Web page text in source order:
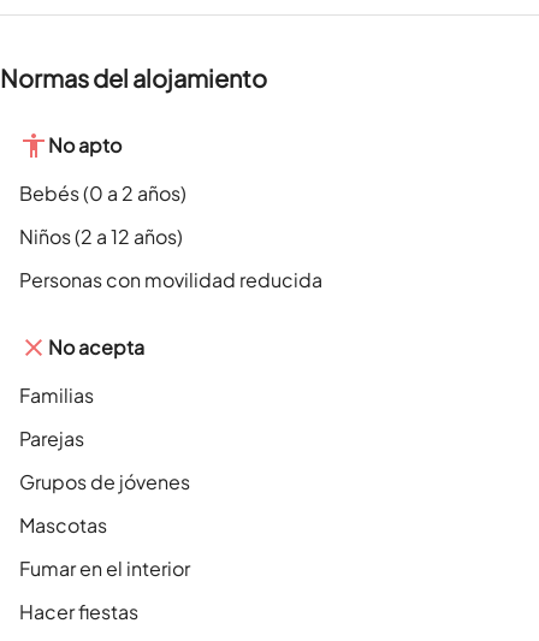
Normas del alojamiento
No apto
Bebés (0 a 2 años)
Niños (2 a 12 años)
Personas con movilidad reducida
No acepta
Familias
Parejas
Grupos de jóvenes
Mascotas
Fumar en el interior
Hacer fiestas